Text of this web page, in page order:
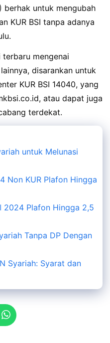
berhak untuk mengubah
KUR BSI tanpa adanya
mengenai
disarankan untuk
KUR BSI 14040, yang
atau dapat juga
terdekat.
untuk Melunasi
Non KUR Plafon Hingga
2024 Plafon Hingga 2,5
Tanpa DP Dengan
Syariah: Syarat dan